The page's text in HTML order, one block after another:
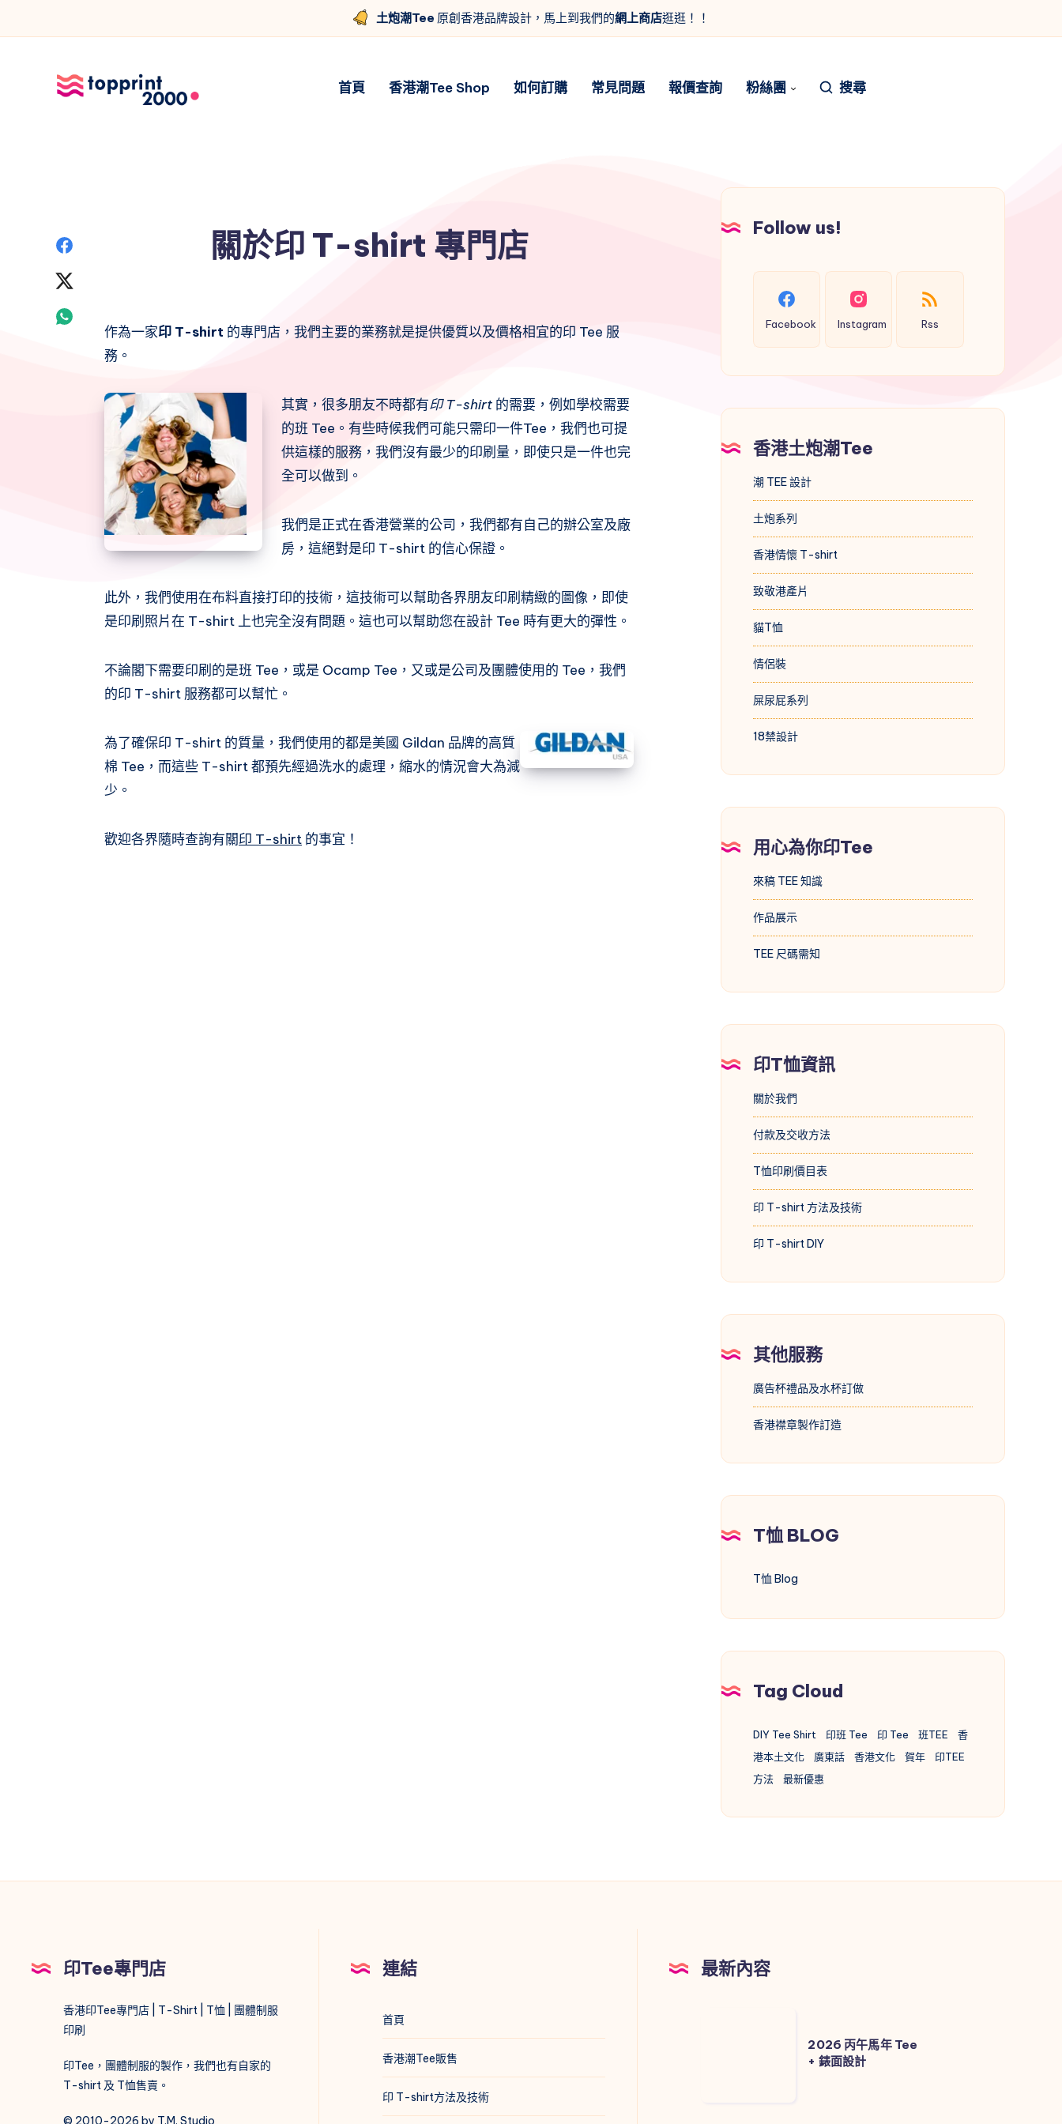
土炮潮Tee 原創香港品牌設計，馬上到我們的網上商店逛逛！！
首頁 香港潮Tee Shop 如何訂購 常見問題 報價查詢 粉絲團 搜尋
Facebook
Whatsapp
關於印 T-shirt 專門店
作為一家印 T-shirt 的專門店，我們主要的業務就是提供優質以及價格相宜的印 Tee 服
務。
其實，很多朋友不時都有印 T-shirt 的需要，例如學校需要
的班 Tee。有些時候我們可能只需印一件Tee，我們也可提
供這樣的服務，我們沒有最少的印刷量，即使只是一件也完
全可以做到。
我們是正式在香港營業的公司，我們都有自己的辦公室及廠
房，這絕對是印 T-shirt 的信心保證。
此外，我們使用在布料直接打印的技術，這技術可以幫助各界朋友印刷精緻的圖像，即使
是印刷照片在 T-shirt 上也完全沒有問題。這也可以幫助您在設計 Tee 時有更大的彈性。
不論閣下需要印刷的是班 Tee，或是 Ocamp Tee，又或是公司及團體使用的 Tee，我們
的印 T-shirt 服務都可以幫忙。
為了確保印 T-shirt 的質量，我們使用的都是美國 Gildan 品牌的高質
棉 Tee，而這些 T-shirt 都預先經過洗水的處理，縮水的情況會大為減
少。
歡迎各界隨時查詢有關印 T-shirt 的事宜！
Follow us!
Facebook Instagram Rss
香港土炮潮Tee
潮 TEE 設計
土炮系列
香港情懷 T-shirt
致敬港產片
貓T恤
情侶裝
屎尿屁系列
18禁設計
用心為你印Tee
來稿 TEE 知識
作品展示
TEE 尺碼需知
印T恤資訊
關於我們
付款及交收方法
T恤印刷價目表
印 T-shirt 方法及技術
印 T-shirt DIY
其他服務
廣告杯禮品及水杯訂做
香港襟章製作訂造
T恤 BLOG
T恤 Blog
Tag Cloud
DIY Tee Shirt 印班 Tee 印 Tee 班TEE
香
港本土文化
廣東話 香港文化 賀年
印TEE
方法
最新優惠
印Tee專門店
香港印Tee專門店 | T-Shirt | T恤 | 團體制服
印刷
印Tee，團體制服的製作，我們也有自家的
T-shirt 及 T恤售賣。
© 2010-2026 by T.M. Studio
連結
首頁
香港潮Tee販售
印 T-shirt方法及技術
最新內容
2026 丙午馬年 Tee
+ 錶面設計